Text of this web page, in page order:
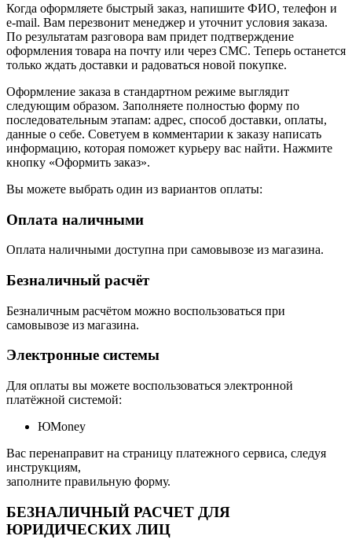
Когда оформляете быстрый заказ, напишите ФИО, телефон и
e-mail. Вам перезвонит менеджер и уточнит условия заказа.
По результатам разговора вам придет подтверждение
оформления товара на почту или через СМС. Теперь останется
только ждать доставки и радоваться новой покупке.
Оформление заказа в стандартном режиме выглядит
следующим образом. Заполняете полностью форму по
последовательным этапам: адрес, способ доставки, оплаты,
данные о себе. Советуем в комментарии к заказу написать
информацию, которая поможет курьеру вас найти. Нажмите
кнопку «Оформить заказ».
Вы можете выбрать один из вариантов оплаты:
Оплата наличными
Оплата наличными доступна при самовывозе из магазина.
Безналичный расчёт
Безналичным расчётом можно воспользоваться при
самовывозе из магазина.
Электронные системы
Для оплаты вы можете воспользоваться электронной
платёжной системой:
ЮMoney
Вас перенаправит на страницу платежного сервиса, следуя
инструкциям,
заполните правильную форму.
БЕЗНАЛИЧНЫЙ РАСЧЕТ ДЛЯ
ЮРИДИЧЕСКИХ ЛИЦ